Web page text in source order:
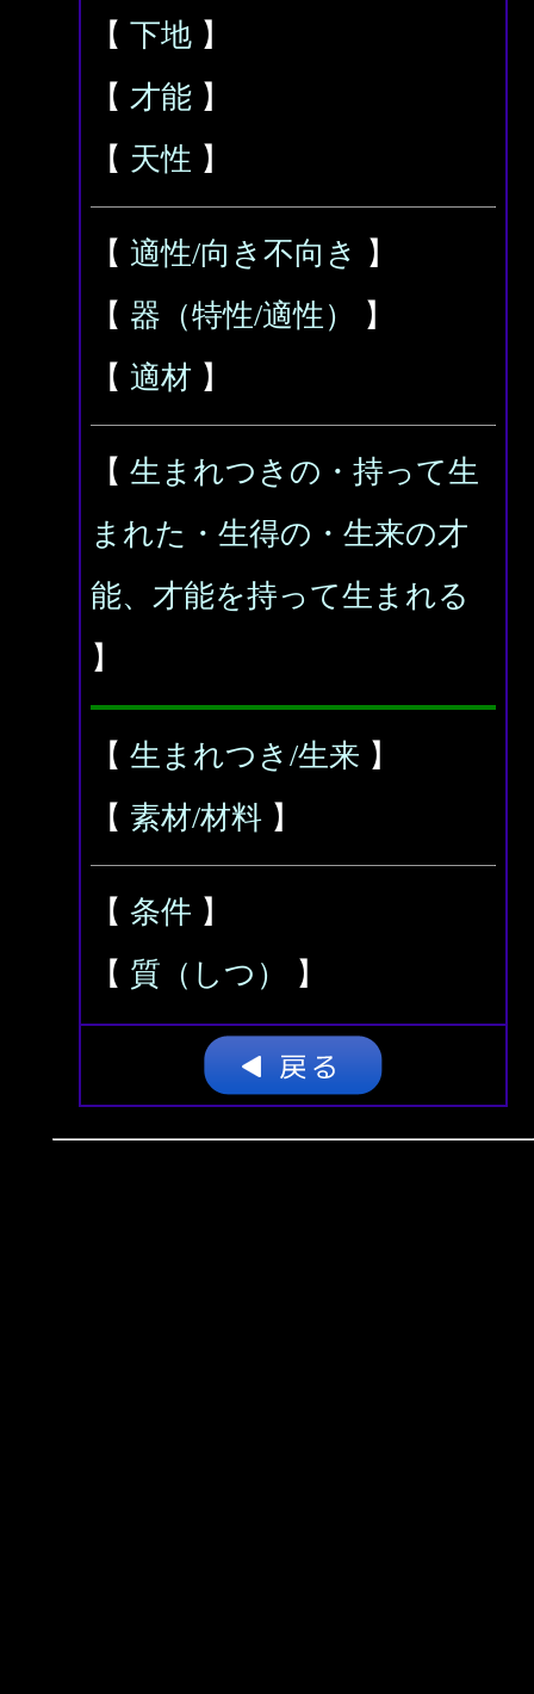
【 下地 】
【 才能 】
【 天性 】
【 適性/向き不向き
】
【 器（特性/適性）
】
【 適材 】
【 生まれつきの・持って生
まれた・生得の・生来の才
能、才能を持って生まれる
】
【 生まれつき/生来 】
【 素材/材料 】
【 条件 】
【 質（しつ） 】